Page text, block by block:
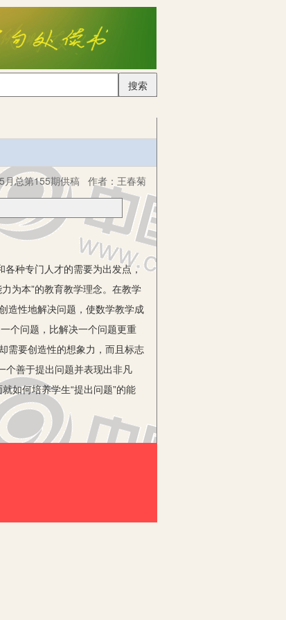
搜索
月总第155期供稿 作者： 王春菊
种专门人才的需要为出发点，
为本”的教育教学理念。在教学
造性地解决问题，使数学教学成
个问题，比解决一个问题更重
需要创造性的想象力，而且标志
个善于提出问题并表现出非凡
如何培养学生“提出问题”的能
教学过程中，要创设与主题相